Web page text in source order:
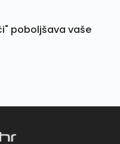
poboljšava vaše